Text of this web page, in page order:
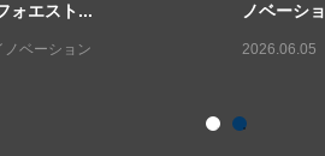
ォエスト...
ノベーション
ノベーシ
2026.06.05